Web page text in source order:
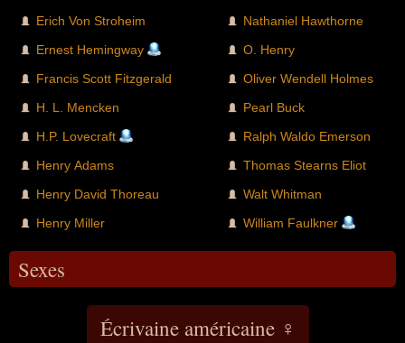
Erich Von Stroheim
Ernest Hemingway
Francis Scott Fitzgerald
H. L. Mencken
H.P. Lovecraft
Henry Adams
Henry David Thoreau
Henry Miller
Nathaniel Hawthorne
O. Henry
Oliver Wendell Holmes
Pearl Buck
Ralph Waldo Emerson
Thomas Stearns Eliot
Walt Whitman
William Faulkner
Sexes
Écrivaine américaine ♀